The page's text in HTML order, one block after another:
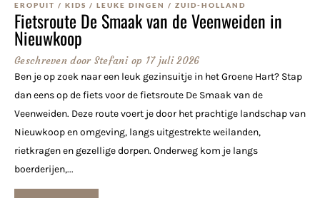
EROPUIT / KIDS / LEUKE DINGEN / ZUID-HOLLAND
Fietsroute De Smaak van de Veenweiden in
Nieuwkoop
Geschreven doorStefani op 17 juli 2026
Ben je op zoek naar een leuk gezinsuitje in het Groene Hart? Stap
dan eens op de fiets voor de fietsroute De Smaak van de
Veenweiden. Deze route voert je door het prachtige landschap van
Nieuwkoop en omgeving, langs uitgestrekte weilanden,
rietkragen en gezellige dorpen. Onderweg kom je langs
boerderijen,...